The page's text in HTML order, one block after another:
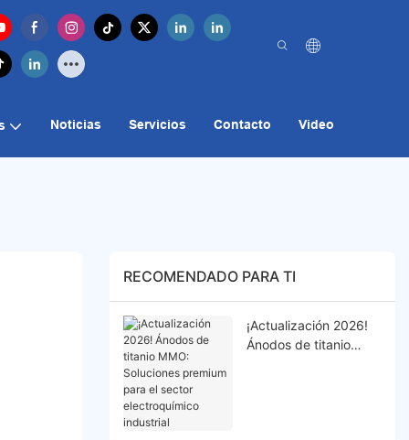
Noticias Servicios Contacto Video
RECOMENDADO PARA TI
¡Actualización 2026!
Ánodos de titanio